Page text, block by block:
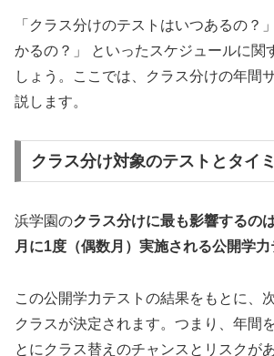
「クラス分けのテストはいつあるの？
かるの？」 といったスケジュールに関
しょう。ここでは、クラス分けの年間
説します。
クラス分け対象のテストとタイ
浜学園のクラス分けに最も影響するの
月に1度（偶数月）実施される公開学力
この公開学力テストの結果をもとに、
クラスが決定されます。つまり、年間
とにクラス替えのチャンスとリスクが